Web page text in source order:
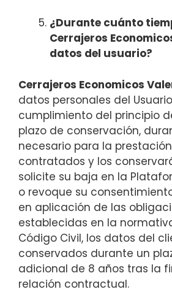
¿Durante cuánto
Cerrajeros
datos del usuario?
Cerrajeros Economicos
datos personales del
cumplimiento del principio
plazo de conservación,
necesario para la
contratados y los
solicite su baja en la
o revoque su
en aplicación de las
establecidas en la
Código Civil, los datos del
conservados durante un
adicional de 8 años tras la
relación contractual.